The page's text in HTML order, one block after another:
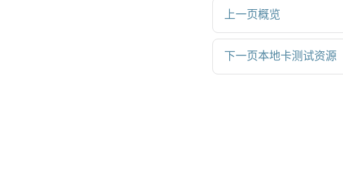
上一页概览
下一页本地卡测试资源